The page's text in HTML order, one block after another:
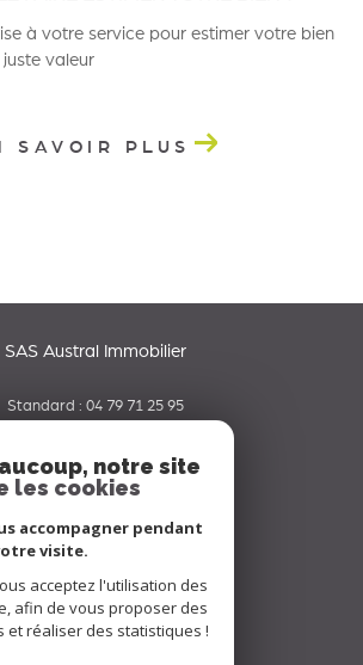
à votre service pour estimer votre bien
valeur
SAVOIR PLUS
SAS Austral Immobilier
Standard : 04 79 71 25 95
73000
Nous suivre sur
notre site
les cookies
accompagner pendant
visite.
acceptez l'utilisation des
afin de vous proposer des
et réaliser des statistiques !